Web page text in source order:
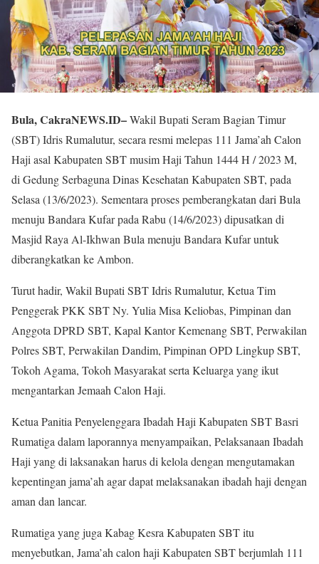
Bula, CakraNEWS.ID–Wakil Bupati Seram Bagian Timur
(SBT) Idris Rumalutur, secara resmi melepas 111 Jama’ah Calon
Haji asal Kabupaten SBT musim Haji Tahun 1444 H / 2023 M,
di Gedung Serbaguna Dinas Kesehatan Kabupaten SBT, pada
Selasa (13/6/2023). Sementara proses pemberangkatan dari Bula
menuju Bandara Kufar pada Rabu (14/6/2023) dipusatkan di
Masjid Raya Al-Ikhwan Bula menuju Bandara Kufar untuk
diberangkatkan ke Ambon.
Turut hadir, Wakil Bupati SBT Idris Rumalutur, Ketua Tim
Penggerak PKK SBT Ny. Yulia Misa Keliobas, Pimpinan dan
Anggota DPRD SBT, Kapal Kantor Kemenang SBT, Perwakilan
Polres SBT, Perwakilan Dandim, Pimpinan OPD Lingkup SBT,
Tokoh Agama, Tokoh Masyarakat serta Keluarga yang ikut
mengantarkan Jemaah Calon Haji.
Ketua Panitia Penyelenggara Ibadah Haji Kabupaten SBT Basri
Rumatiga dalam laporannya menyampaikan, Pelaksanaan Ibadah
Haji yang di laksanakan harus di kelola dengan mengutamakan
kepentingan jama’ah agar dapat melaksanakan ibadah haji dengan
aman dan lancar.
Rumatiga yang juga Kabag Kesra Kabupaten SBT itu
menyebutkan, Jama’ah calon haji Kabupaten SBT berjumlah 111